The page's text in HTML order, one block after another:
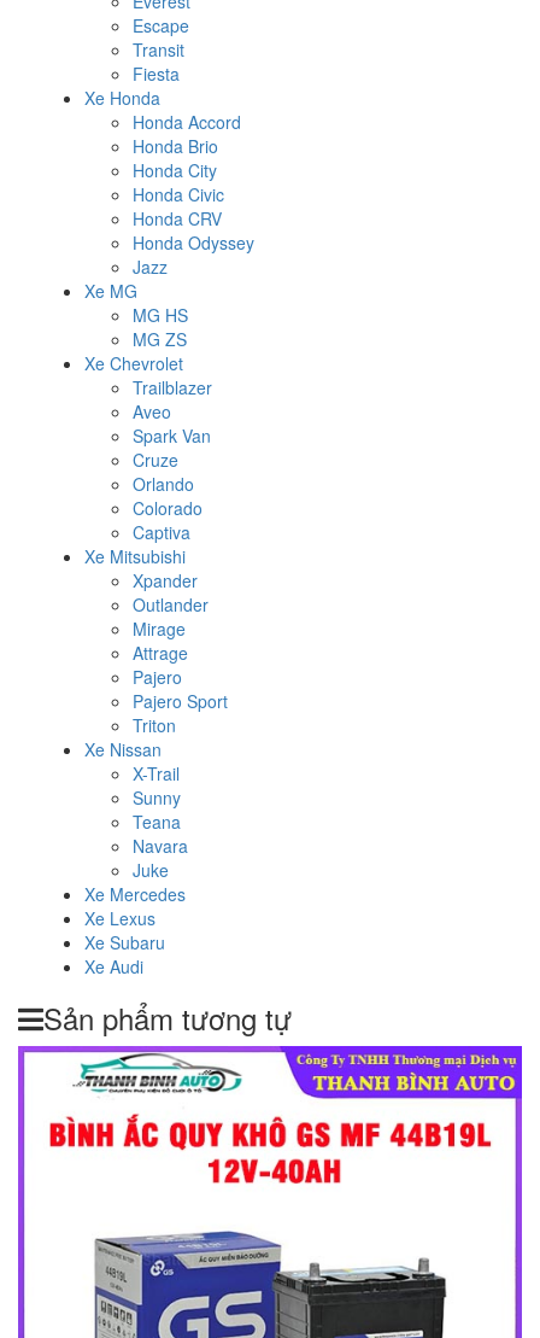
Escape
Transit
Fiesta
Xe Honda
Honda Accord
Honda Brio
Honda City
Honda Civic
Honda CRV
Honda Odyssey
Jazz
Xe MG
MG HS
MG ZS
Xe Chevrolet
Trailblazer
Aveo
Spark Van
Cruze
Orlando
Colorado
Captiva
Xe Mitsubishi
Xpander
Outlander
Mirage
Attrage
Pajero
Pajero Sport
Triton
Xe Nissan
X-Trail
Sunny
Teana
Navara
Juke
Xe Mercedes
Xe Lexus
Xe Subaru
Xe Audi
Sản phẩm tương tự